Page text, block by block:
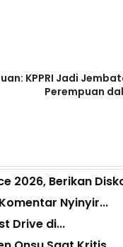
KPPRI Jadi
Perempuan
Berikan
Nyinyir...
Drive di...